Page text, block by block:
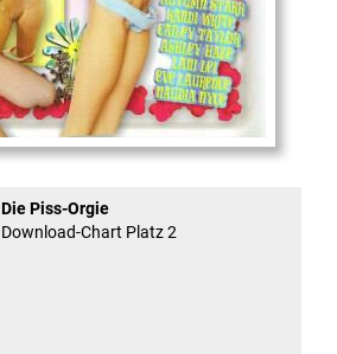
Die Piss-Orgie
Download-Chart Platz 2